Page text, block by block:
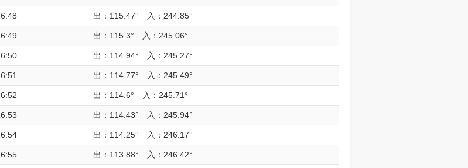
出：115.47° 入：244.85°
出：115.3° 入：245.06°
出：114.94° 入：245.27°
出：114.77° 入：245.49°
出：114.6° 入：245.71°
出：114.43° 入：245.94°
出：114.25° 入：246.17°
出：113.88° 入：246.42°